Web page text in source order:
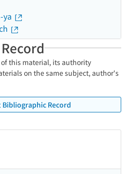
ya
this material, its authority
on the same subject, author's
Record